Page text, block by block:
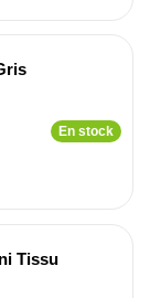
En stock
Tissu